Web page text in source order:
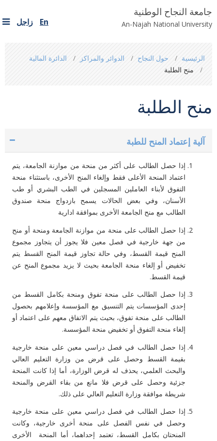
جامعة النجاح الوطنية
An-Najah National University
En زاجل
are
الرئيسية حول النجاح الدوائر والمراكز
الدائرة المالية
منح الطلبة
منح الطلبة
آلية إعتماد المنح للطبة
إذا حصل الطالب على أكثر من منحة من موازنة الجامعة، يتم
اعتماد المنحة الأعلى فقط وإلغاء المنح الأخرى، باستثناء منحة
التفوق لأبناء العاملين المسجلين في الطب البشري أو طب
الأسنان، وفي بعض الحالات يسمح بازدواج منحة صندوق
الطالب مع منح الجامعة الأخرى بموافقة ادارية
إذا حصل الطالب على منحة من موازنة الجامعة ومنحة أو منح
من جهة خارجية في فصل معين فلا يجوز أن يتجاوز مجموع
المنح قيمة القسط، وفي حالة تجاوز قيمة المنح القسط يتم
تخفيض أو إلغاء منحة الجامعة بحيث لا يزيد مجموع المنح عن
قيمة القسط.
إذا حصل الطالب على منحة تفوق ومنحة بكامل القسط من
إحدى المؤسسات يتم التنسيق مع المؤسسة وإعلامهم بحصول
الطالب على منحة تفوق، بحيث يتم الاتفاق معهم على اعتماد أو
إلغاء منحة التفوق أو تخفيض منحة المؤسسة.
إذا حصل الطالب في فصل دراسي معين على منحة خارجية
بقيمة القسط وحصل على قرض من وزارة التعليم العالي
والبحث العلمي، يحذف له قرض الوزارة، أما إذا كانت المنحة
جزئية وحصل على قرض فلا مانع من بقاء القرض والمنحة
شريطة موافقة وزارة التعليم العالي على ذلك.
إذا حصل الطالب في فصل دراسي معين على منحة خارجية
وحصل في نفس الفصل على منحة أخرى خارجية، وكانت
المنحتان بكامل القسط، تعتمد إحداهما، أما المنحة الأخرى